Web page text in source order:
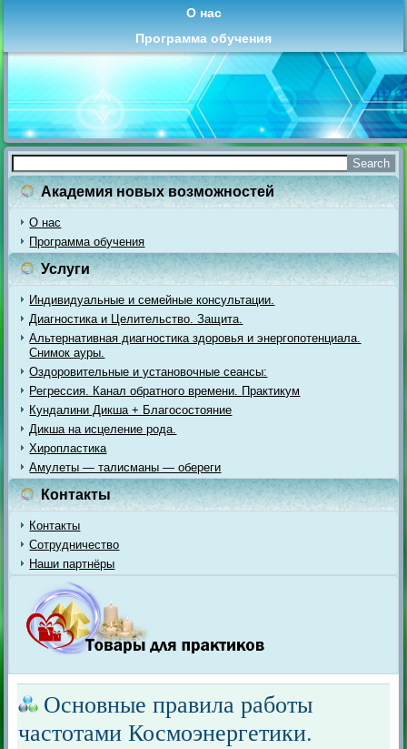
О нас
Программа обучения
Академия новых возможностей
О нас
Программа обучения
Услуги
Индивидуальные и семейные консультации.
Диагностика и Целительство. Защита.
Альтернативная диагностика здоровья и энергопотенциала.
Снимок ауры.
Оздоровительные и установочные сеансы:
Регрессия. Канал обратного времени. Практикум
Кундалини Дикша + Благосостояние
Дикша на исцеление рода.
Хиропластика
Амулеты — талисманы — обереги
Контакты
Контакты
Сотрудничество
Наши партнёры
Основные правила работы
частотами Космоэнергетики.